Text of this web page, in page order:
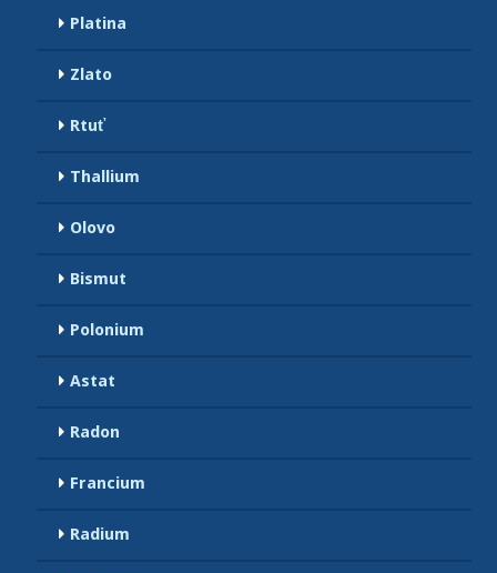
Platina
Zlato
Rtuť
Thallium
Olovo
Bismut
Polonium
Astat
Radon
Francium
Radium